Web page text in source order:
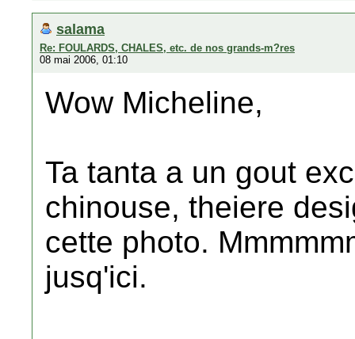
salama
Re: FOULARDS, CHALES, etc. de nos grands-m?res
08 mai 2006, 01:10
Wow Micheline,
Ta tanta a un gout
chinouse, theiere
cette photo.
jusq'ici.